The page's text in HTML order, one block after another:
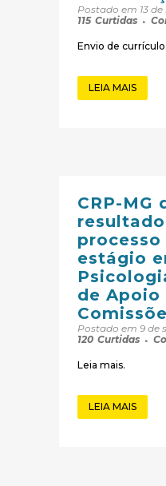
Postado em 13
115 Curtidas
Envio de
LEIA MAIS
CRP-MG
estágio
de Apoio
Postado em 9 de
120 Curtidas
Leia mais.
LEIA MAIS